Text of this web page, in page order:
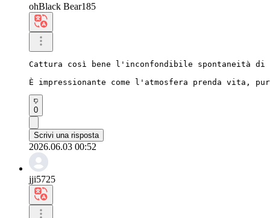
ohBlack Bear185
Cattura così bene l'inconfondibile spontaneità di
È impressionante come l'atmosfera prenda vita,
0
Scrivi una risposta
2026.06.03 00:52
jji5725